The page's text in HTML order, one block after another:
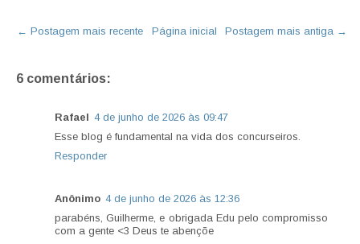
← Postagem mais recente Postagem mais antiga →
Página inicial
6 comentários:
Rafael 4 de junho de 2026 às 09:47
Esse blog é fundamental na vida dos concurseiros.
Responder
Anônimo 4 de junho de 2026 às 12:36
parabéns, Guilherme, e obrigada Edu pelo compromisso
com a gente <3 Deus te abençõe